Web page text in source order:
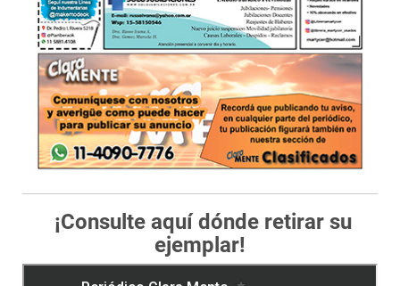
¡Consulte aquí dónde retirar su
ejemplar!